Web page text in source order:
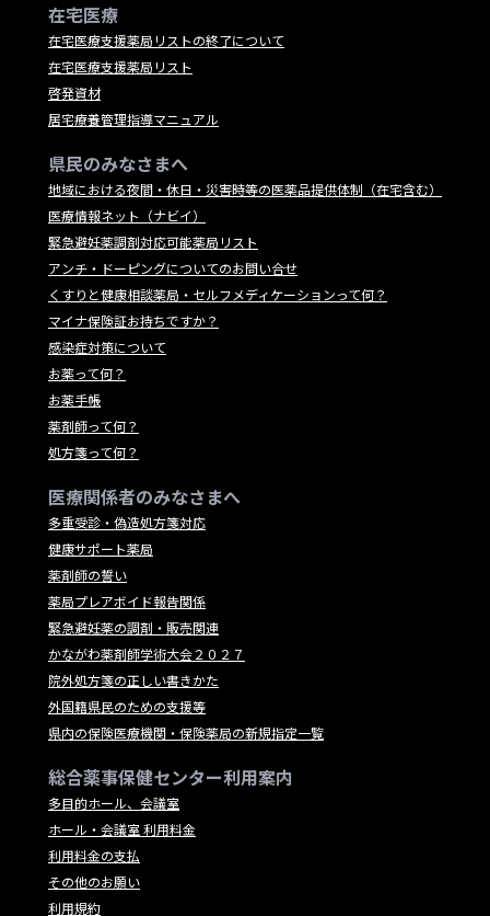
在宅医療
在宅医療支援薬局リストの終了について
在宅医療支援薬局リスト
啓発資材
居宅療養管理指導マニュアル
県民のみなさまへ
地域における夜間・休日・災害時等の医薬品提供体制（在宅含む）
医療情報ネット（ナビイ）
緊急避妊薬調剤対応可能薬局リスト
アンチ・ドーピングについてのお問い合せ
くすりと健康相談薬局・セルフメディケーションって何？
マイナ保険証お持ちですか？
感染症対策について
お薬って何？
お薬手帳
薬剤師って何？
処方箋って何？
医療関係者のみなさまへ
多重受診・偽造処方箋対応
健康サポート薬局
薬剤師の誓い
薬局プレアボイド報告関係
緊急避妊薬の調剤・販売関連
かながわ薬剤師学術大会２０２７
院外処方箋の正しい書きかた
外国籍県民のための支援等
県内の保険医療機関・保険薬局の新規指定一覧
総合薬事保健センター利用案内
多目的ホール、会議室
ホール・会議室 利用料金
利用料金の支払
その他のお願い
利用規約